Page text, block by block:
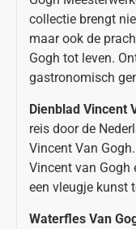
collectie brengt
maar ook de
Gogh tot leven.
gastronomisch
Dienblad Vincent
reis door de
Vincent Van
Vincent van Gogh
een vleugje kunst
Waterfles Van